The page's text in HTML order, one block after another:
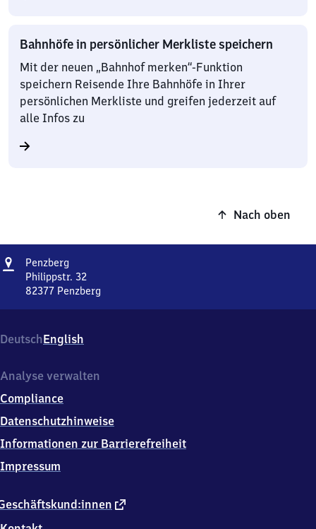
Bahnhöfe in persönlicher Merkliste speichern
Mit der neuen „Bahnhof merken“-Funktion
speichern Reisende Ihre Bahnhöfe in Ihrer
persönlichen Merkliste und greifen jederzeit auf
alle Infos zu
Nach oben
Adresse
Penzberg
Philippstr. 32
82377 Penzberg
32,
8
3
7
Penzberg
DeutschEnglish
externer
Analyse verwalten
Compliance
Datenschutzhinweise
Informationen zur Barrierefreiheit
Impressum